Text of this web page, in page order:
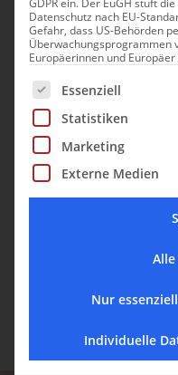
SILENA
Asiatische und
vereint im
Hochtal Vals
Viersterne-Superior-
HOTELS LUXUS
URLAUB IN DEN BERGEN
Datenschutz nach EU-
Gefahr, dass US-Behörden
Überwachungsprogrammen
Europäerinnen und
Es folgt eine Liste der
Essenziell
Statistiken
Marketing
Externe Medien
Nur
Individuelle